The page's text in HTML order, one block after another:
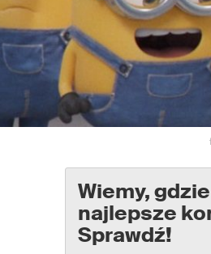
Wiemy,
najlepsze
Sprawdź!